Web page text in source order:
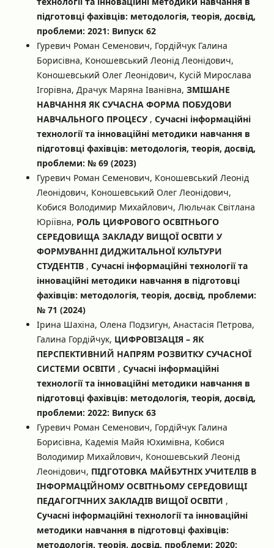
підготовці фахівців: методологія, теорія, досвід,
проблеми: 2021: Випуск 62
Гуревич Роман Семенович, Гордійчук Галина
Борисівна, Коношевський Леонід Леонідович,
Коношевський Олег Леонідович, Кусій Мирослава
Ігорівна, Драчук Маряна Іванівна, ЗМІШАНЕ
НАВЧАННЯ ЯК СУЧАСНА ФОРМА ПОБУДОВИ
НАВЧАЛЬНОГО ПРОЦЕСУ , Сучасні інформаційні
технології та інноваційні методики навчання в
підготовці фахівців: методологія, теорія, досвід,
проблеми: № 69 (2023)
Гуревич Роман Семенович, Коношевський Леонід
Леонідович, Коношевський Олег Леонідович,
Кобися Володимир Михайлович, Люльчак Світлана
Юріївна, РОЛЬ ЦИФРОВОГО ОСВІТНЬОГО
СЕРЕДОВИЩА ЗАКЛАДУ ВИЩОЇ ОСВІТИ У
ФОРМУВАННІ ДИДЖИТАЛЬНОЇ КУЛЬТУРИ
СТУДЕНТІВ , Сучасні інформаційні технології та
інноваційні методики навчання в підготовці
фахівців: методологія, теорія, досвід, проблеми:
№ 71 (2024)
Ірина Шахіна, Олена Подзигун, Анастасія Петрова,
Галина Гордійчук, ЦИФРОВІЗАЦІЯ – ЯК
ПЕРСПЕКТИВНИЙ НАПРЯМ РОЗВИТКУ СУЧАСНОЇ
СИСТЕМИ ОСВІТИ , Сучасні інформаційні
технології та інноваційні методики навчання в
підготовці фахівців: методологія, теорія, досвід,
проблеми: 2022: Випуск 63
Гуревич Роман Семенович, Гордійчук Галина
Борисівна, Кадемія Майя Юхимівна, Кобися
Володимир Михайлович, Коношевський Леонід
Леонідович, ПІДГОТОВКА МАЙБУТНІХ УЧИТЕЛІВ В
ІНФОРМАЦІЙНОМУ ОСВІТНЬОМУ СЕРЕДОВИЩІ
ПЕДАГОГІЧНИХ ЗАКЛАДІВ ВИЩОЇ ОСВІТИ ,
Сучасні інформаційні технології та інноваційні
методики навчання в підготовці фахівців:
методологія, теорія, досвід, проблеми: 2020: